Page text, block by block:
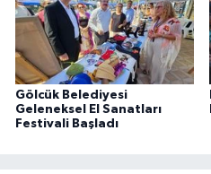
Gölcük Belediyesi
Geleneksel El Sanatları
Festivali Başladı